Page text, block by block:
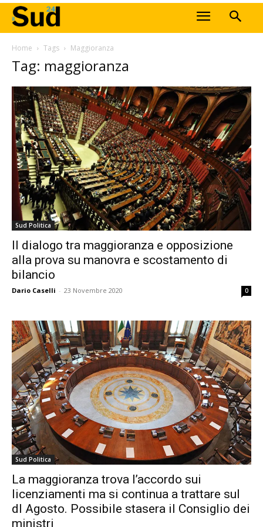
Home Tags Maggioranza
Tag: maggioranza
Sud Politica
Il dialogo tra maggioranza e opposizione
alla prova su manovra e scostamento di
bilancio
Dario Caselli - 23 Novembre 2020 0
Sud Politica
La maggioranza trova l’accordo sui
licenziamenti ma si continua a trattare sul
dl Agosto. Possibile stasera il Consiglio dei
ministri